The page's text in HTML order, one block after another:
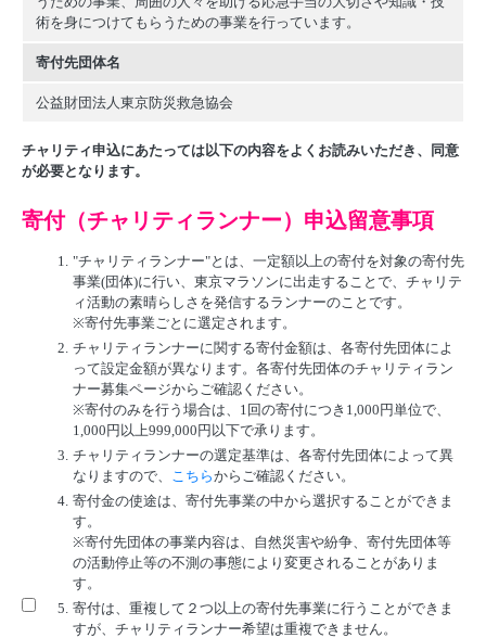
術を身につけてもらうための事業を行っています。
寄付先団体名
公益財団法人東京防災救急協会
チャリティ申込にあたっては以下の内容をよくお読みいただき、同意
が必要となります。
寄付（チャリティランナー）申込留意事項
1. "チャリティランナー"とは、一定額以上の寄付を対象の寄付先
事業(団体)に行い、東京マラソンに出走することで、チャリテ
ィ活動の素晴らしさを発信するランナーのことです。
※寄付先事業ごとに選定されます。
2. チャリティランナーに関する寄付金額は、各寄付先団体によ
って設定金額が異なります。各寄付先団体のチャリティラン
ナー募集ページからご確認ください。
※寄付のみを行う場合は、1回の寄付につき1,000円単位で、
1,000円以上999,000円以下で承ります。
3. チャリティランナーの選定基準は、各寄付先団体によって異
なりますので、 こちらからご確認ください。
4. 寄付金の使途は、寄付先事業の中から選択することができま
す。
※寄付先団体の事業内容は、自然災害や紛争、寄付先団体等
の活動停止等の不測の事態により変更されることがありま
す。
5. 寄付は、重複して２つ以上の寄付先事業に行うことができま
すが、チャリティランナー希望は重複できません。